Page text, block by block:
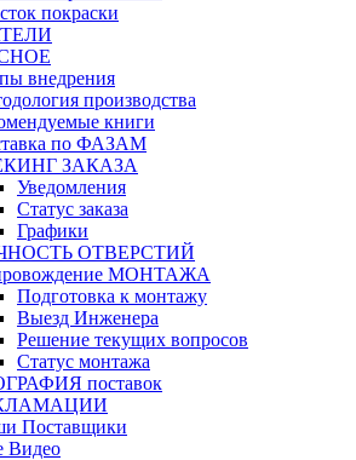
покраски
внедрения
производства
книги
по ФАЗАМ
ЗАКАЗА
Уведомления
Статус заказа
Графики
ОТВЕРСТИЙ
МОНТАЖА
Подготовка к монтажу
Выезд Инженера
Решение текущих вопросов
Статус монтажа
поставок
Поставщики
Видео